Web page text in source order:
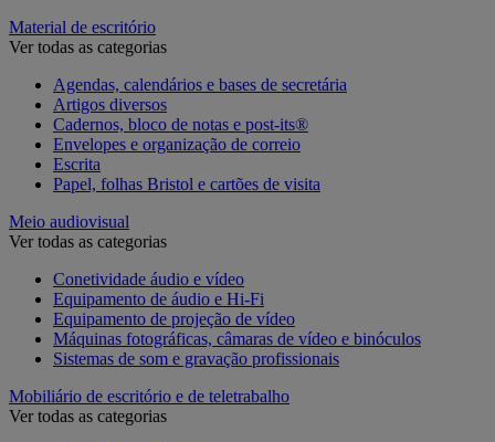
Material de escritório
Ver todas as categorias
Agendas, calendários e bases de secretária
Artigos diversos
Cadernos, bloco de notas e post-its®
Envelopes e organização de correio
Escrita
Papel, folhas Bristol e cartões de visita
Meio audiovisual
Ver todas as categorias
Conetividade áudio e vídeo
Equipamento de áudio e Hi-Fi
Equipamento de projeção de vídeo
Máquinas fotográficas, câmaras de vídeo e binóculos
Sistemas de som e gravação profissionais
Mobiliário de escritório e de teletrabalho
Ver todas as categorias